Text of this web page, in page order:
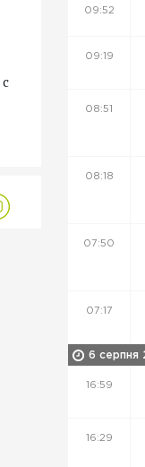
09:52
09:19
08:51
08:18
07:50
07:17
6 серпня
16:59
16:29